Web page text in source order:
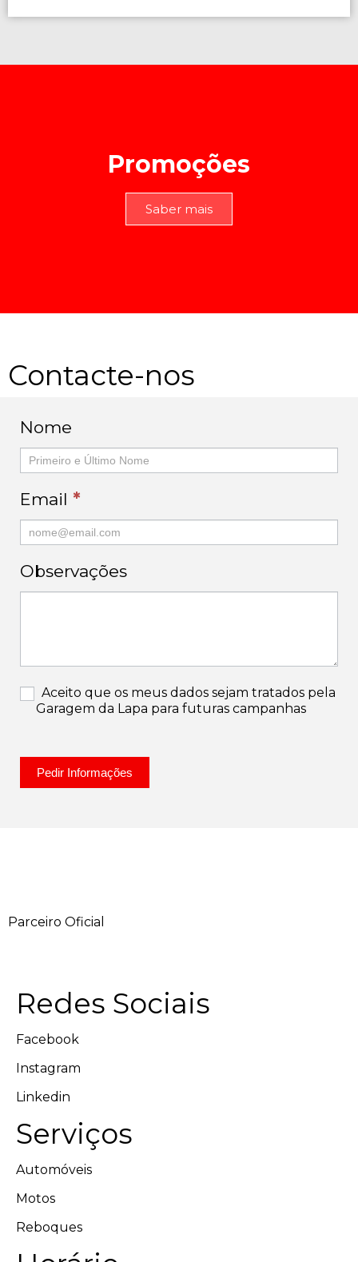
Promoções
Saber mais
Contacte-nos
Contactos
Geral
Nome
Email *
Observações
Aceito que os meus dados sejam tratados pela
Garagem da Lapa para futuras campanhas
Pedir Informações
Parceiro Oficial
Redes Sociais
Facebook
Instagram
Linkedin
Serviços
Automóveis
Motos
Reboques